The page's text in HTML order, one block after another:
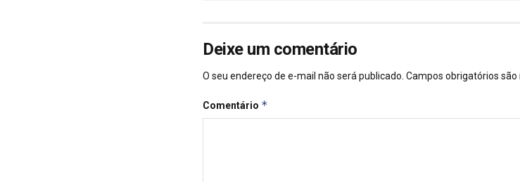
Deixe um comentário
O seu endereço de e-mail não será publicado. Campos obrigatórios
Comentário *